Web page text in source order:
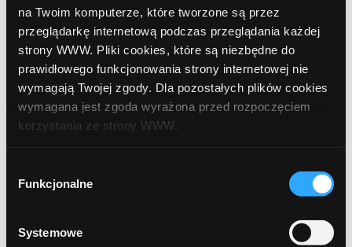
na Twoim komputerze, które tworzone są przez
przeglądarkę internetową podczas przeglądania każdej
strony WWW. Pliki cookies, które są niezbędne do
prawidłowego funkcjonowania strony internetowej nie
wymagają Twojej zgody. Dla pozostałych plików cookies
wymagana jest zgoda wyrażona przed rozpoczęciem
korzystania ze strony WWW.
formy korzystania z plików cookies. Więcej:
Polityka
zgody
Funkcjonalne
Systemowe
może również liczyć na specjalne traktowanie, np. gdy
zechce otrzymać linię kredytową czy kartę kredytową.
Jak się okazuje, prawo nie obliguje przedsiębiorców do
zakładania dodatkowego konta firmowego, jednak
posiadanie takiego rachunku ułatwi prowadzenie
działalności, sprawiając, że przeprowadzanie transakcji